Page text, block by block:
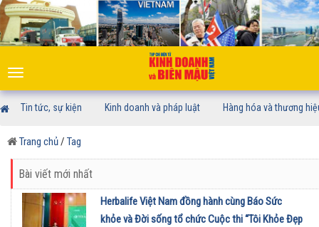
Toggle
navigation
Tin tức, sự kiện Kinh doanh và pháp luật Hàng hóa và thương
Trang chủ/ Tag
Bài viết mới nhất
Herbalife Việt Nam đồng hành cùng Báo Sức
khỏe và Đời sống tổ chức Cuộc thi “Tôi Khỏe Đẹp